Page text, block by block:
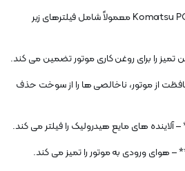
کیت فیلتر بیل مکانیکی Komatsu PC200-7 معمولاً شامل فیلترهای زیر
از موتور، ناخالصی ها را از سوخت حذف